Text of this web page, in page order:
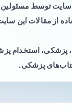
سایت توسط
از مقالات این
پزشکی، استخدام